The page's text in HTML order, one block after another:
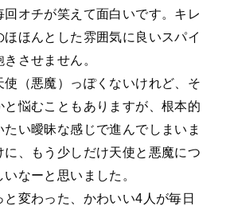
回オチが笑えて面白いです。キレ
ほんとした雰囲気に良いスパイ
させません。
（悪魔）っぽくないけれど、そ
悩むこともありますが、根本的
い曖昧な感じで進んでしまいま
、もう少しだけ天使と悪魔につ
なーと思いました。
変わった、かわいい4人が毎日